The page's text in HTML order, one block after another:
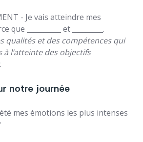
- Je vais atteindre mes
que __________ et _________.
qualités et des compétences qui
l’atteinte des objectifs
.
notre journée
mes émotions les plus intenses